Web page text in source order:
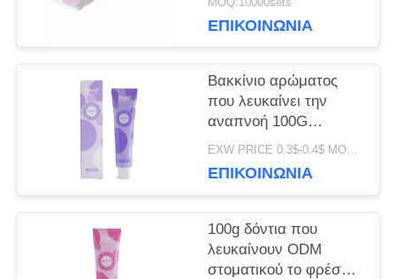
ΜΥΣΤΙΚΌΤΗΤΑΣ
των ηλικιών
MOQ:10000sets
ΕΠΙΚΟΙΝΩΝΊΑ
Βακκίνιο αρώματος
που λευκαίνει την
αναπνοή 100G
Freshing
φρούτων
EXW PRICE 0.3$-0.4$ MOQ:500pcs-30000pcs
ΕΠΙΚΟΙΝΩΝΊΑ
100g δόντια που
λευκαίνουν ODM
στοματικού το φρέσκο